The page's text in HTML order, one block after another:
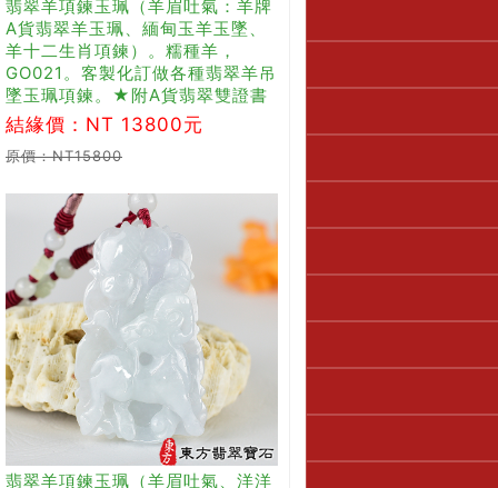
翡翠羊項鍊玉珮（羊眉吐氣：羊牌
A貨翡翠羊玉珮、緬甸玉羊玉墜、
羊十二生肖項鍊）。糯種羊，
GO021。客製化訂做各種翡翠羊吊
墜玉珮項鍊。★附A貨翡翠雙證書
結緣價：NT 13800元
原價：NT15800
翡翠羊項鍊玉珮（羊眉吐氣、洋洋